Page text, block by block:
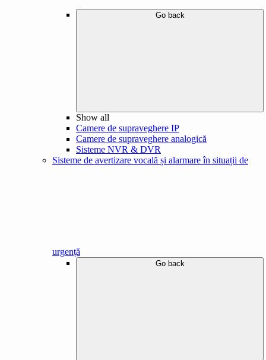
Go back
Show all
Camere de supraveghere IP
Camere de supraveghere analogică
Sisteme NVR & DVR
Sisteme de avertizare vocală și alarmare în situații de
urgență
Go back